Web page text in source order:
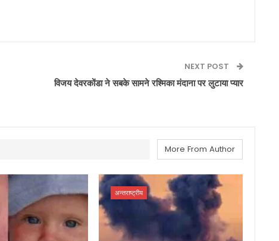
NEXT POST
विजय देवरकोंडा ने सबके सामने रश्मिका मंदाना पर लुटाया प्यार
More From Author
अन्तराष्ट्रीय